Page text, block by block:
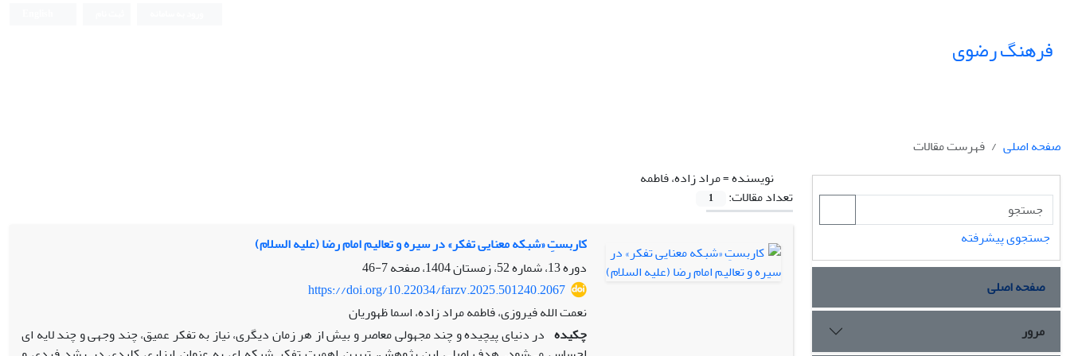
فرهنگ رضوی
صفحه اصلی
فهرست مقالات
نویسنده =مراد زاده، فاطمه
تعداد مقالات:
1
کاربستِ «شبکه معنایی تفکر» در سیره و تعالیم امام رضا (علیه السلام)
دوره 13، شماره 52، زمستان 1404، صفحه
7-46
https://doi.org/10.22034/farzv.2025.501240.2067
نعمت الله فیروزی، فاطمه مراد زاده، اسما ظهوریان
چکیده در دنیای پیچیده و چند مجهولی معاصر و بیش از هر زمان دیگری، نیاز به تفکر عمیق، چند وجهی و چند لایه ای
جستجوی پیشرفته
صفحه اصلی
مرور